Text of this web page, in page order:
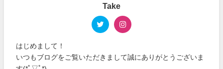
Take
はじめまして！
いつもブログをご覧いただきまして誠にありがとうございま